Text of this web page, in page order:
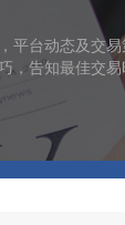
平台动态及交
，告知最佳交易